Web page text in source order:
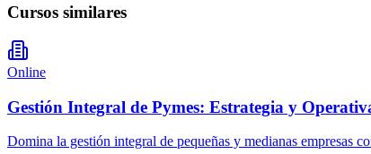
Cursos similares
Online
Gestión Integral de Pymes: Estrategia y
Domina la gestión integral de pequeñas y medianas empresas